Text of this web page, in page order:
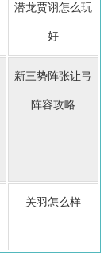
潜龙贾诩怎么玩
好
新三势阵张让弓
阵容攻略
关羽怎么样